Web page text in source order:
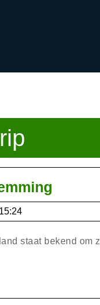
De
15:24
staat bekend om